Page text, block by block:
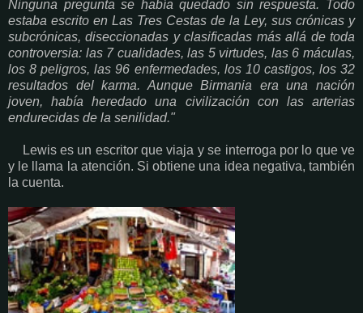
Ninguna pregunta se había quedado sin respuesta. Todo
estaba escrito en Las Tres Cestas de la Ley, sus crónicas y
subcrónicas, diseccionadas y clasificadas más allá de toda
controversia: las 7 cualidades, las 5 virtudes, las 6 máculas,
los 8 peligros, las 96 enfermedades, los 10 castigos, los 32
resultados del karma. Aunque Birmania era una nación
joven, había heredado una civilización con las arterias
endurecidas de la senilidad."
Lewis es un escritor que viaja y se interroga por lo que ve
y le llama la atención. Si obtiene una idea negativa, también
la cuenta.